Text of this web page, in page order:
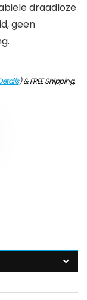
draadloze
geen
)&FREE Shipping.